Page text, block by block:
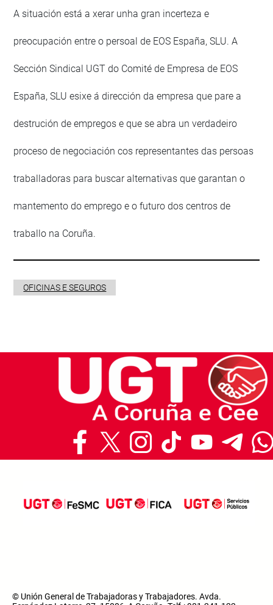
A situación está a xerar unha gran incerteza e
preocupación entre o persoal de EOS España, SLU. A
Sección Sindical UGT do Comité de Empresa de EOS
España, SLU esixe á dirección da empresa que pare a
destrución de empregos e que se abra un verdadeiro
proceso de negociación cos representantes das persoas
traballadoras para buscar alternativas que garantan o
mantemento do emprego e o futuro dos centros de
traballo na Coruña.
OFICINAS E SEGUROS
© Unión General de Trabajadoras y Trabajadores. Avda.